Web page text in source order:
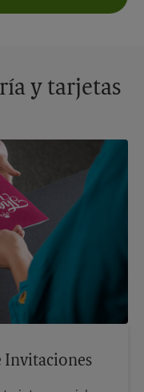
y tarjetas
Invitaciones